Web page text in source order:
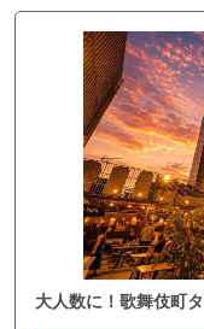
大人数に！歌舞伎町